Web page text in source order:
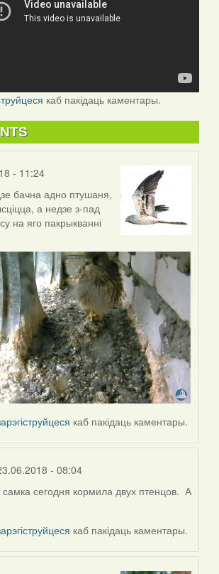
каб пакідаць каментары.
- 11:24
бачна адно птушаня,
а недзе з-пад
на яго пакрыкванні
каб пакідаць каментары.
- 08:04
самка сегодня кормила двух птенцов. А
каб пакідаць каментары.